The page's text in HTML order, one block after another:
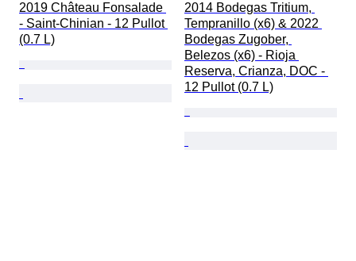
2019 Château Fonsalade
- Saint-Chinian - 12 Pullot
(0.7 L)
2014 Bodegas Tritium,
Tempranillo (x6) & 2022
Bodegas Zugober,
Belezos (x6) - Rioja
Reserva, Crianza, DOC -
12 Pullot (0.7 L)